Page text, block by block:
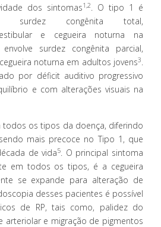
dos sintomas1,2. O tipo 1 é
surdez congênita total,
e cegueira noturna na
surdez congênita parcial,
noturna em adultos jovens3.
por déficit auditivo progressivo
e com alterações visuais na
todos os tipos da doença, diferindo
mais precoce no Tipo 1, que
de vida5. O principal sintoma
em todos os tipos, é a cegueira
se expande para alteração de
desses pacientes é possível
de RP, tais como, palidez do
arteriolar e migração de pigmentos